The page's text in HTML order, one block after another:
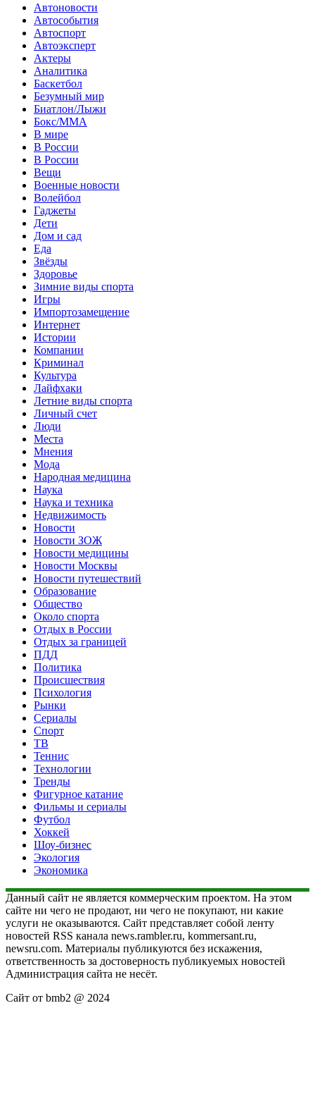
Автоновости
Автособытия
Автоспорт
Автоэксперт
Актеры
Аналитика
Баскетбол
Безумный мир
Биатлон/Лыжи
Бокс/MMA
В мире
В России
В России
Вещи
Военные новости
Волейбол
Гаджеты
Дети
Дом и сад
Еда
Звёзды
Здоровье
Зимние виды спорта
Игры
Импортозамещение
Интернет
Истории
Компании
Криминал
Культура
Лайфхаки
Летние виды спорта
Личный счет
Люди
Места
Мнения
Мода
Народная медицина
Наука
Наука и техника
Недвижимость
Новости
Новости ЗОЖ
Новости медицины
Новости Москвы
Новости путешествий
Образование
Общество
Около спорта
Отдых в России
Отдых за границей
ПДД
Политика
Происшествия
Психология
Рынки
Сериалы
Спорт
ТВ
Теннис
Технологии
Тренды
Фигурное катание
Фильмы и сериалы
Футбол
Хоккей
Шоу-бизнес
Экология
Экономика
Данный сайт не является коммерческим проектом. На этом
сайте ни чего не продают, ни чего не покупают, ни какие
услуги не оказываются. Сайт представляет собой ленту
новостей RSS канала news.rambler.ru, kommersant.ru,
newsru.com. Материалы публикуются без искажения,
ответственность за достоверность публикуемых новостей
Администрация сайта не несёт.
Сайт от bmb2 @ 2024